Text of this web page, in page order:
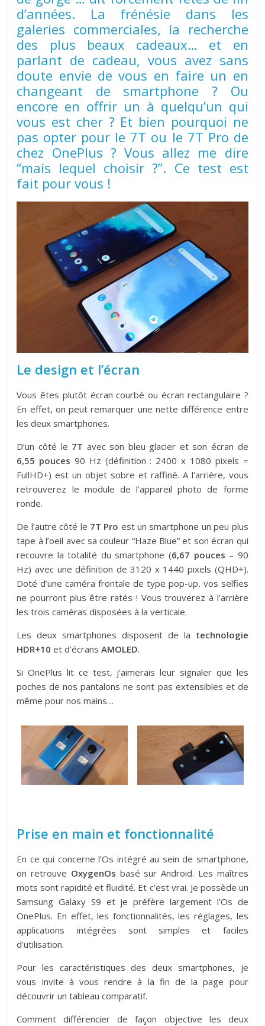
d’années. La frénésie dans les
galeries commerciales, la recherche
des plus beaux cadeaux… et en
parlant de cadeau, vous avez sans
doute envie de vous en faire un en
changeant de smartphone ? Ou
encore en offrir un à quelqu’un qui
vous est cher ? Et bien pourquoi ne
pas opter pour le 7T ou le 7T Pro de
chez OnePlus ? Vous allez me dire
“mais lequel choisir ?”. Ce test est
fait pour vous !
Le design et l’écran
Vous êtes plutôt écran courbé ou écran rectangulaire ?
En effet, on peut remarquer une nette différence entre
les deux smartphones.
D’un côté le 7T avec son bleu glacier et son écran de
6,55 pouces 90 Hz (définition : 2400 x 1080 pixels =
FullHD+) est un objet sobre et raffiné. A l’arrière, vous
retrouverez le module de l’appareil photo de forme
ronde.
De l’autre côté le 7T Pro est un smartphone un peu plus
tape à l’oeil avec sa couleur “Haze Blue” et son écran qui
recouvre la totalité du smartphone (6,67 pouces – 90
Hz) avec une définition de 3120 x 1440 pixels (QHD+).
Doté d’une caméra frontale de type pop-up, vos selfies
ne pourront plus être ratés ! Vous trouverez à l’arrière
les trois caméras disposées à la verticale.
Les deux smartphones disposent de la technologie
HDR+10 et d’écransAMOLED.
Si OnePlus lit ce test, j’aimerais leur signaler que les
poches de nos pantalons ne sont pas extensibles et de
même pour nos mains…
Prise en main et fonctionnalité
En ce qui concerne l’Os intégré au sein de smartphone,
on retrouve OxygenOs basé sur Android. Les maîtres
mots sont rapidité et fluidité. Et c’est vrai. Je possède un
Samsung Galaxy S9 et je préfère largement l’Os de
OnePlus. En effet, les fonctionnalités, les réglages, les
applications intégrées sont simples et faciles
d’utilisation.
Pour les caractéristiques des deux smartphones, je
vous invite à vous rendre à la fin de la page pour
découvrir un tableau comparatif.
Comment différencier de façon objective les deux